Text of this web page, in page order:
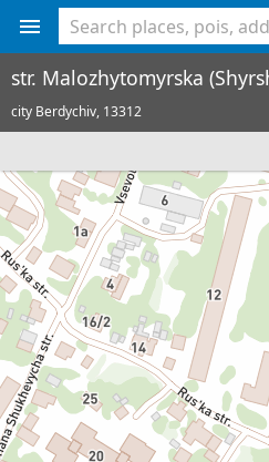
str. Malozhytomyrska
city Berdychiv, 13312
<% console.log(hcard) %>